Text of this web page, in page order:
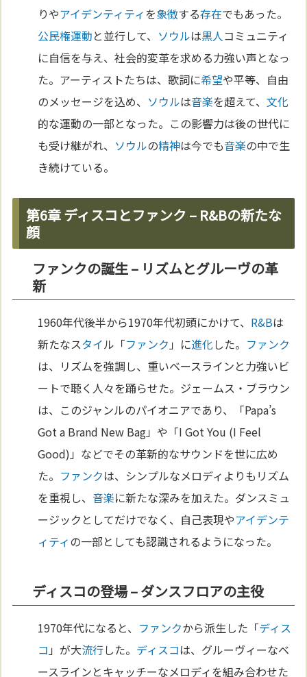
りやアイデンティティを象徴する存在でもあった。
公民権運動と並行して、 ソウルは黒人 コミュニティ
に自信を与え、社会的変革を求める力強い声となっ
た。アーティストたちは、歌詞に希望や平等、自由
のメッセージを込め、 ソウルは音楽を超えて、文化
的な運動の一部となった。この影響力は後の世代に
も受け継がれ、 ソウルの精神は今でも音楽の中で生
き続けている。
第6章 ディスコとファンク – R&Bの新たな
顔
ファンクの誕生 – リズムとグルーヴの革
新
1960年代後半から1970年代初頭にかけて、 R&Bは
新たなスタイル「ファンク 」に進化した。 ファンク
は、リズムを強調し、重いベースラインと力強いビ
ートで聴く人々を踊らせた。ジェームス・ブラウン
は、このジャンルのパイオニアであり、「Papa’s
Got a Brand New Bag」や「I Got You (I Feel
Good)」などでその革新的なサウンドを世に広め
た。 ファンクは、シンプルなメロディよりもリズム
を重視し、音楽に新たな深みを加えた。ダンスミュ
ージックとしてだけでなく、自己表現やアイデンテ
ィティの一部としても認識されるようになった。
ディスコの登場 – ダンスフロアの主役
1970年代になると、 ファンクから派生した「ディス
コ 」が大流行した。 ディスコは、グルーヴィーなベ
ースラインとキャッチーなメロディを組み合わせた